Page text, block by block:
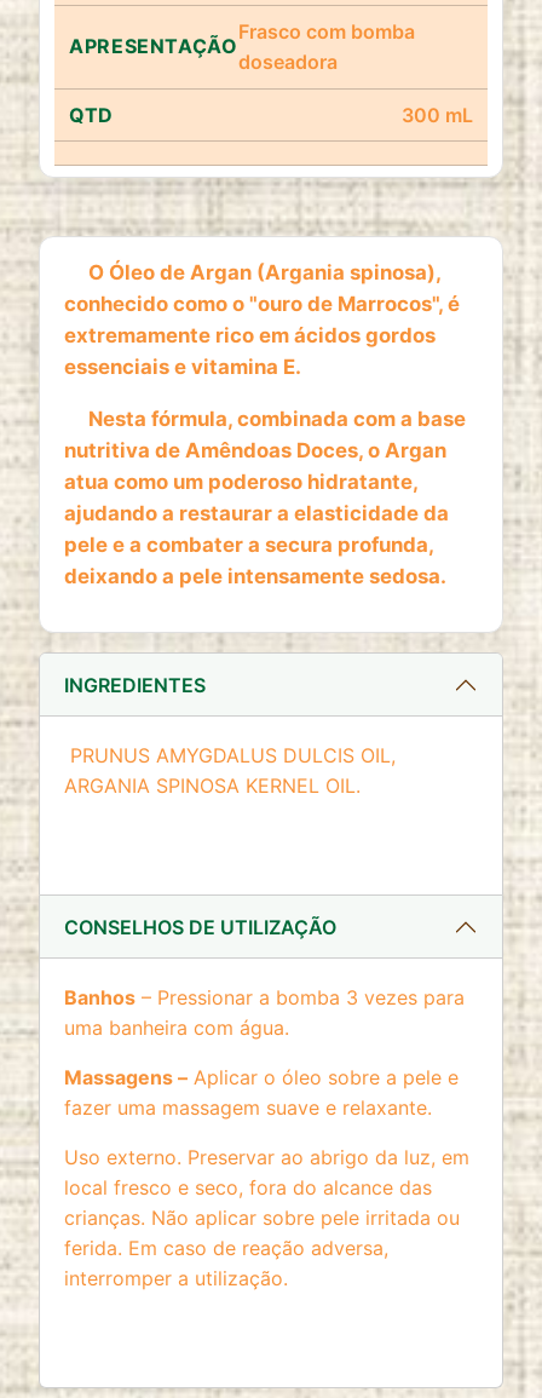
Frasco com bomba
doseadora
300 mL
O Óleo de Argan (Argania spinosa),
conhecido como o "ouro de Marrocos", é
extremamente rico em ácidos gordos
essenciais e vitamina E.
Nesta fórmula, combinada com a base
nutritiva de Amêndoas Doces, o Argan
atua como um poderoso hidratante,
ajudando a restaurar a elasticidade da
pele e a combater a secura profunda,
deixando a pele intensamente sedosa.
INGREDIENTES
PRUNUS AMYGDALUS DULCIS OIL,
ARGANIA SPINOSA KERNEL OIL.
CONSELHOS DE UTILIZAÇÃO
Banhos – Pressionar a bomba 3 vezes para
uma banheira com água.
Massagens – Aplicar o óleo sobre a pele e
fazer uma massagem suave e relaxante.
Uso externo. Preservar ao abrigo da luz, em
local fresco e seco, fora do alcance das
crianças. Não aplicar sobre pele irritada ou
ferida. Em caso de reação adversa,
interromper a utilização.
Purpose:
Este cookie armazena as opções de
consentimento selecionadas pelo utilizador.
1 year
ESTATISTICAS
Cookies de estatísticasrecolhem informação de
forma anónima. Estes dados ajudam-nos a
compreender como os visitantes utilizam o nosso
Google Analytics
Name:
_ga, _ga_*
Provider:
Purpose:
Análise estatística anónima da utilização do
Cookie duration:
2 anos